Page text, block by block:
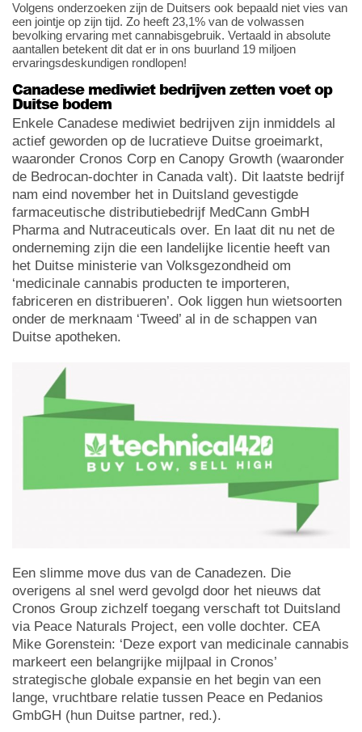
Volgens onderzoeken zijn de Duitsers ook bepaald niet vies van
een jointje op zijn tijd. Zo heeft 23,1% van de volwassen
bevolking ervaring met cannabisgebruik. Vertaald in absolute
aantallen betekent dit dat er in ons buurland 19 miljoen
ervaringsdeskundigen rondlopen!
Canadese mediwiet bedrijven zetten voet op
Duitse bodem
Enkele Canadese mediwiet bedrijven zijn inmiddels al
actief geworden op de lucratieve Duitse groeimarkt,
waaronder Cronos Corp en Canopy Growth (waaronder
de Bedrocan-dochter in Canada valt). Dit laatste bedrijf
nam eind november het in Duitsland gevestigde
farmaceutische distributiebedrijf MedCann GmbH
Pharma and Nutraceuticals over. En laat dit nu net de
onderneming zijn die een landelijke licentie heeft van
het Duitse ministerie van Volksgezondheid om
‘medicinale cannabis producten te importeren,
fabriceren en distribueren’. Ook liggen hun wietsoorten
onder de merknaam ‘Tweed’ al in de schappen van
Duitse apotheken.
Een slimme move dus van de Canadezen. Die
overigens al snel werd gevolgd door het nieuws dat
Cronos Group zichzelf toegang verschaft tot Duitsland
via Peace Naturals Project, een volle dochter. CEA
Mike Gorenstein: ‘Deze export van medicinale cannabis
markeert een belangrijke mijlpaal in Cronos’
strategische globale expansie en het begin van een
lange, vruchtbare relatie tussen Peace en Pedanios
GmbGH (hun Duitse partner, red.).